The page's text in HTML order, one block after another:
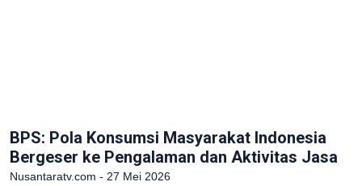
BPS: Pola Konsumsi Masyarakat Indonesia
Bergeser ke Pengalaman dan Aktivitas Jasa
Nusantaratv.com - 27 Mei 2026